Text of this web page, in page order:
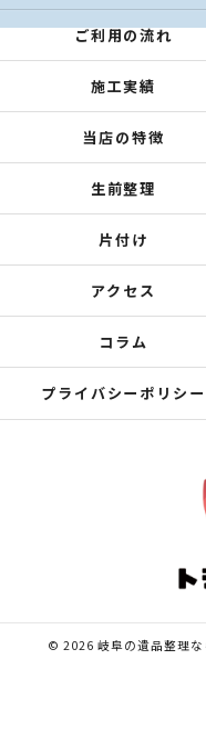
ご利用の流れ
施工実績
当店の特徴
生前整理
片付け
アクセス
コラム
プライバシーポリシー
© 2026 岐阜の遺品整理な